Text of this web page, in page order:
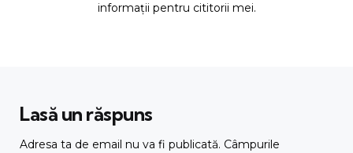
informații pentru cititorii mei.
Lasă un răspuns
Adresa ta de email nu va fi publicată. Câmpurile